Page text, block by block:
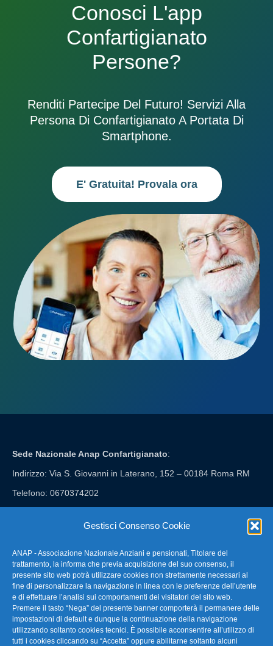
Gestisci Consenso Cookie
ANAP - Associazione Nazionale Anziani e pensionati, Titolare del
trattamento, la informa che previa acquisizione del suo consenso, il
presente sito web potrà utilizzare cookies non strettamente necessari al
fine di personalizzare la navigazione in linea con le preferenze dell’utente
e di effettuare l’analisi sui comportamenti dei visitatori del sito web.
Premere il tasto “Nega” del presente banner comporterà il permanere delle
impostazioni di default e dunque la continuazione della navigazione
utilizzando soltanto cookies tecnici. È possibile acconsentire all’utilizzo di
tutti i cookies cliccando su “Accetta” oppure abilitarne soltanto alcuni
Conosci L'app
Confartigianato
Persone?
Renditi Partecipe Del Futuro! Servizi Alla
Persona Di Confartigianato A Portata Di
Smartphone.
E' Gratuita! Provala ora
Sede Nazionale Anap Confartigianato:
Indirizzo: Via S. Giovanni in Laterano, 152 – 00184 Roma RM
Telefono: 0670374202
FAQ – Domande Frequenti
La nostra Newsletter
Link Utili